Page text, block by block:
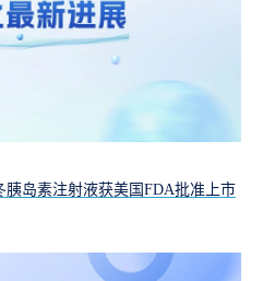
胰岛素注射液获美国FDA批准上市